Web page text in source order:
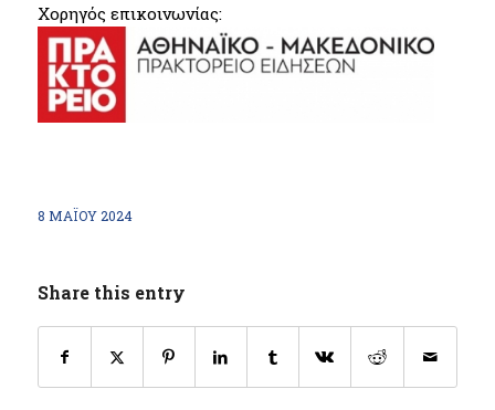
Χορηγός επικοινωνίας:
8 ΜΑΪ́ΟΥ 2024
Share this entry